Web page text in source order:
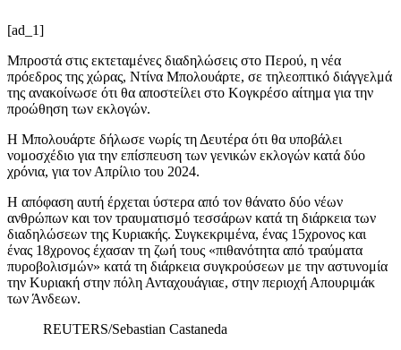
[ad_1]
Μπροστά στις εκτεταμένες διαδηλώσεις στο Περού, η νέα
πρόεδρος της χώρας, Ντίνα Μπολουάρτε, σε τηλεοπτικό διάγγελμά
της ανακοίνωσε ότι θα αποστείλει στο Κογκρέσο αίτημα για την
προώθηση των εκλογών.
Η Μπολουάρτε δήλωσε νωρίς τη Δευτέρα ότι θα υποβάλει
νομοσχέδιο για την επίσπευση των γενικών εκλογών κατά δύο
χρόνια, για τον Απρίλιο του 2024.
Η απόφαση αυτή έρχεται ύστερα από τον θάνατο δύο νέων
ανθρώπων και τον τραυματισμό τεσσάρων κατά τη διάρκεια των
διαδηλώσεων της Κυριακής. Συγκεκριμένα, ένας 15χρονος και
ένας 18χρονος έχασαν τη ζωή τους «πιθανότητα από τραύματα
πυροβολισμών» κατά τη διάρκεια συγκρούσεων με την αστυνομία
την Κυριακή στην πόλη Ανταχουάγιαε, στην περιοχή Απουριμάκ
των Άνδεων.
REUTERS/Sebastian Castaneda